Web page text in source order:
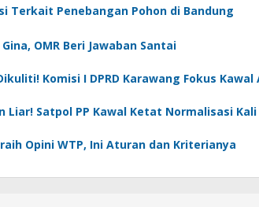
Terkait Penebangan Pohon di Bandung
OMR Beri Jawaban Santai
Komisi I DPRD Karawang Fokus
Liar! Satpol PP Kawal Ketat Normalisasi
Opini WTP, Ini Aturan dan Kriterianya